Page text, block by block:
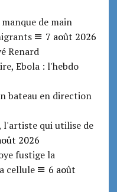
de main
7 août 2026
Renard
Ebola : l'hebdo
bateau en direction
l'artiste qui utilise de
2026
fustige la
cellule
6 août